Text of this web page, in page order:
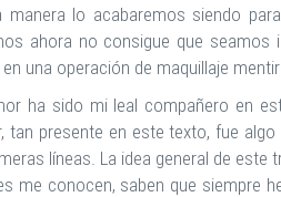
manera lo acabaremos siendo
ahora no consigue que
en una operación de maquillaje
ha sido mi leal compañero en
tan presente en este texto, fue
líneas. La idea general de
me conocen, saben que siempre